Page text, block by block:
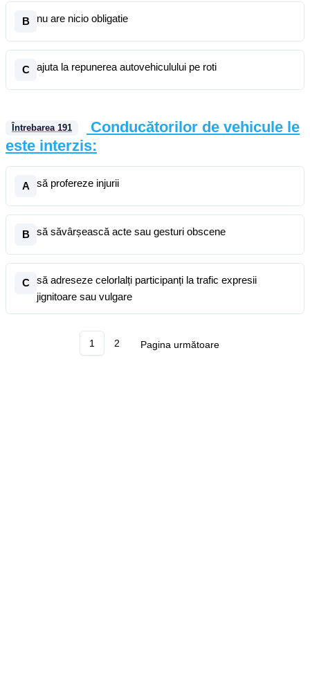
B nu are nicio obligatie
C ajuta la repunerea autovehiculului pe roti
Întrebarea 191
Conducătorilor de vehicule le
este interzis:
A să profereze injurii
B să săvârșească acte sau gesturi obscene
C
să adreseze celorlalți participanți la trafic expresii
jignitoare sau vulgare
1 2 Pagina următoare